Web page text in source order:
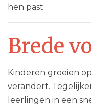
hen past.
Brede
Kinderen groeien
verandert.
leerlingen in een